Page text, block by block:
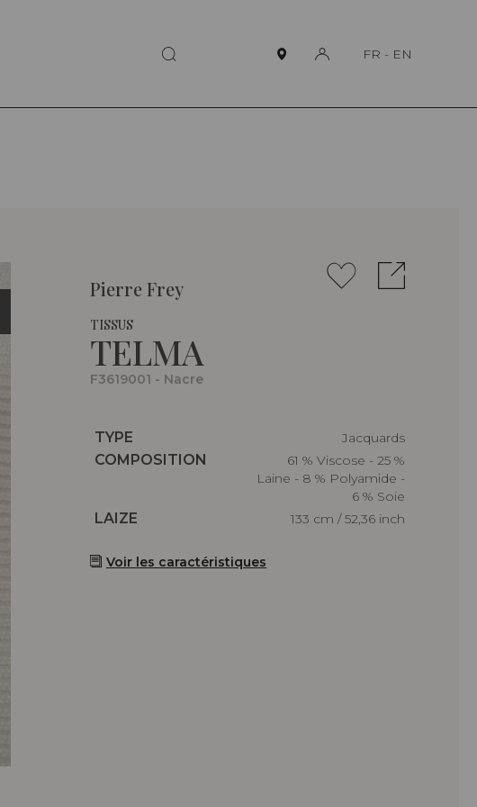
FR - EN
Pierre Frey
TISSUS
TELMA
F3619001 - Nacre
Caractéristiques
TYPE
Jacquards
Caractéristiques
COMPOSITION
61 % Viscose - 25 %
Laine - 8 % Polyamide -
6 % Soie
Caractéristiques
LAIZE 133 cm / 52,36 inch
Voir les caractéristiques